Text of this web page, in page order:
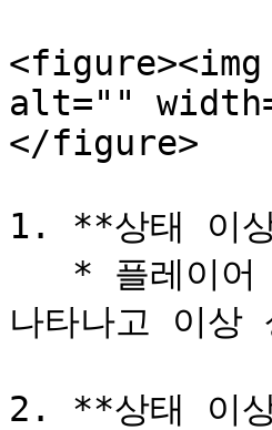
<figure><img
alt=""
</figure>
1. **상태 이
나타나고 이상
2. **상태 이